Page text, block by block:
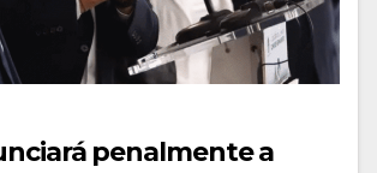
penalmente a